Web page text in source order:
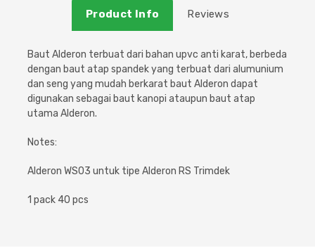
Atap & Lantai
Cat dan Kimia
Product Info Reviews
Baut Alderon terbuat dari bahan upvc anti karat, berbeda
dengan baut atap spandek yang terbuat dari alumunium
dan seng yang mudah berkarat baut Alderon dapat
digunakan sebagai baut kanopi ataupun baut atap
utama Alderon.
Notes:
Alderon WS03 untuk tipe Alderon RS Trimdek
1 pack 40 pcs